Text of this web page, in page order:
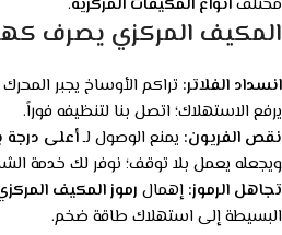
مختلفانواع المكيفات المركزية.
المكيف المركزي يصرف
انسداد الفلاتر: تراكم الأوساخ يجبر
يرفع الاستهلاك؛ اتصل بنا لتنظيفه فوراً.
نقص الفريون: يمنع الوصول لـأعلى درجة
ويجعله يعمل بلا توقف؛ نوفر لك خدمة
تجاهل الرموز: إهمال رموز المكيف
البسيطة إلى استهلاك طاقة ضخم.